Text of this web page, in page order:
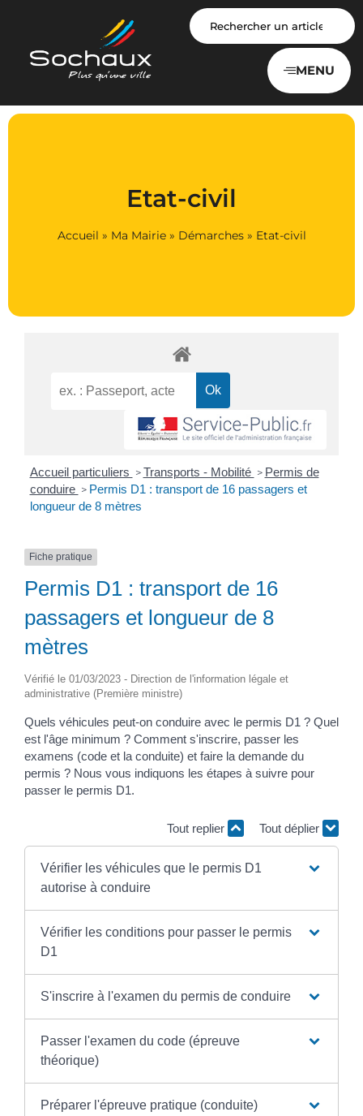
MENU
Etat-civil
Accueil » Ma Mairie» Démarches» Etat-civil
Accueil particuliers > Transports - Mobilité > Permis de
conduire > Permis D1 : transport de 16 passagers et
longueur de 8 mètres
Fiche pratique
Permis D1 : transport de 16
passagers et longueur de 8
mètres
Vérifié le 01/03/2023 - Direction de l'information légale et
administrative (Première ministre)
Quels véhicules peut-on conduire avec le permis D1 ? Quel
est l'âge minimum ? Comment s'inscrire, passer les
examens (code et la conduite) et faire la demande du
permis ? Nous vous indiquons les étapes à suivre pour
passer le permis D1.
Tout replier Tout déplier
Vérifier les véhicules que le permis D1
autorise à conduire
Vérifier les conditions pour passer le permis
D1
S'inscrire à l'examen du permis de conduire
Passer l'examen du code (épreuve
théorique)
Préparer l'épreuve pratique (conduite)
Panneau de gestion des cookies